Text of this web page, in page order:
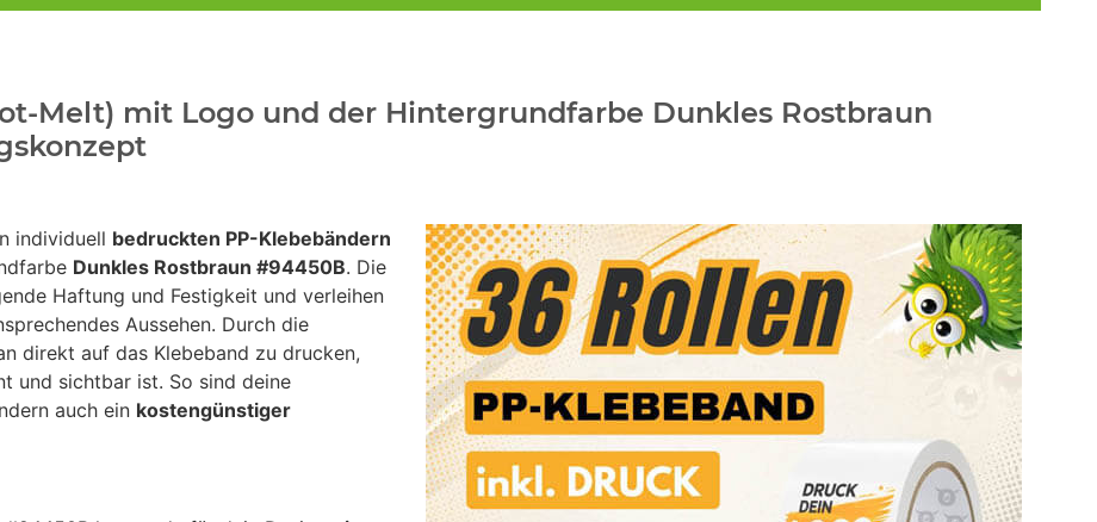
Melt) mit Logo und der Hintergrundfarbe Dunkles Rostbraun
individuell bedruckten PP-Klebebändern
Dunkles Rostbraun #94450B. Die
Haftung und Festigkeit und verleihen
Aussehen. Durch die
direkt auf das Klebeband zu drucken,
und sichtbar ist. So sind deine
auch ein kostengünstiger